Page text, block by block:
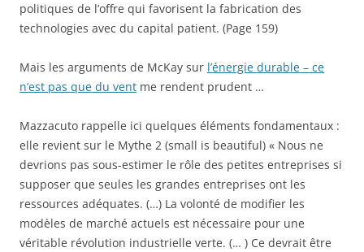
politiques de l’offre qui favorisent la fabrication des
technologies avec du capital patient. (Page 159)
Mais les arguments de McKay sur l’énergie durable – ce
n’est pas que du vent me rendent prudent …
Mazzacuto rappelle ici quelques éléments fondamentaux :
elle revient sur le Mythe 2 (small is beautiful) « Nous ne
devrions pas sous-estimer le rôle des petites entreprises si
supposer que seules les grandes entreprises ont les
ressources adéquates. (…) La volonté de modifier les
modèles de marché actuels est nécessaire pour une
véritable révolution industrielle verte. (… ) Ce devrait être